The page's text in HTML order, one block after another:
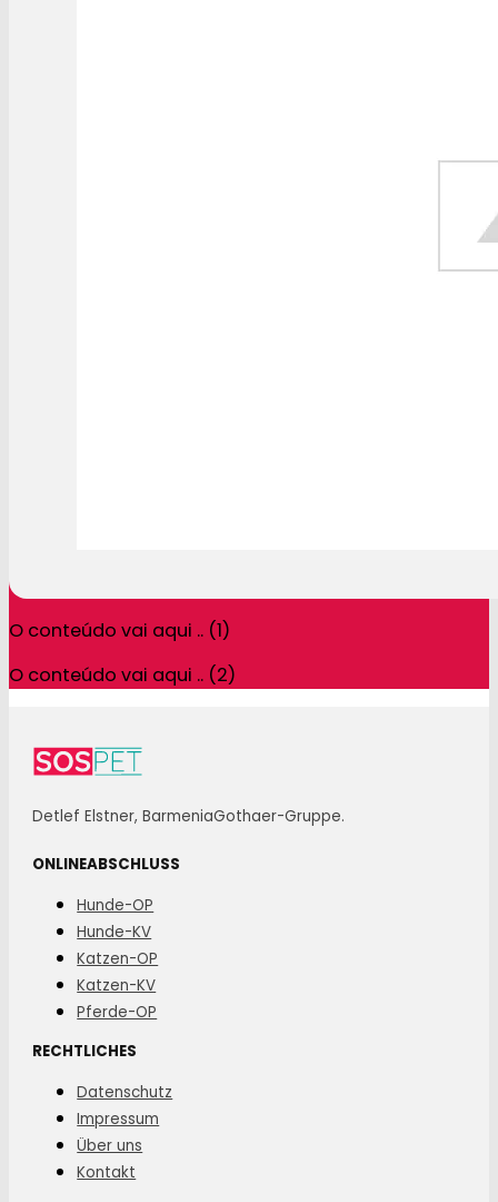
O conteúdo vai aqui .. (1)
O conteúdo vai aqui .. (2)
Detlef Elstner, BarmeniaGothaer-Gruppe.
ONLINEABSCHLUSS
Hunde-OP
Hunde-KV
Katzen-OP
Katzen-KV
Pferde-OP
RECHTLICHES
Datenschutz
Impressum
Über uns
Kontakt